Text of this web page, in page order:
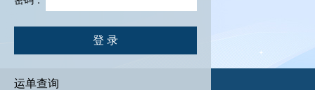
登 录
运单查询
迈